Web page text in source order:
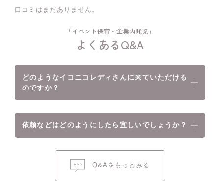
口コミはまだありません。
「イベント保育・企業内託児」
よくあるQ&A
どのようなイコニコレディさんに来ていただける
のですか？
依頼などはどのようにしたら宜しいでしょうか？
Q&Aをもっとみる